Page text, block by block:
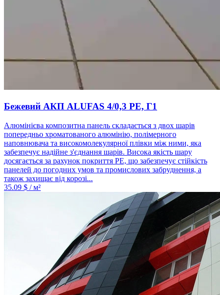
Бежевий АКП ALUFAS 4/0,3 PE, Г1
Алюмінієва композитна панель складається з двох шарів
попередньо хроматованого алюмінію, полімерного
наповнювача та високомолекулярної плівки між ними, яка
забезпечує надійне з'єднання шарів. Висока якість шару
досягається за рахунок покриття PE, що забезпечує стійкість
панелей до погодних умов та промислових забруднення, а
також захищає від корозі...
35.09 $ / м²